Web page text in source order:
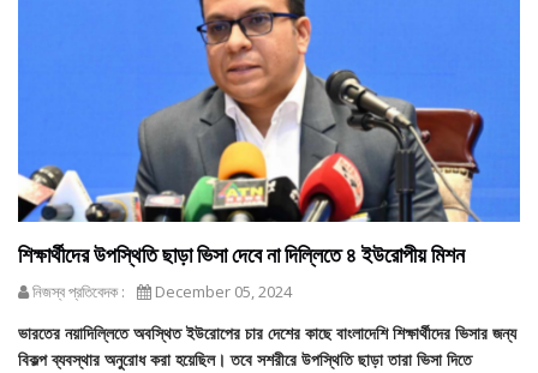
শিক্ষার্থীদের উপস্থিতি ছাড়া ভিসা দেবে না দিল্লিতে ৪ ইউরোপীয় মিশন
নিজস্ব প্রতিবেদক : December 05, 2024
ভারতের নয়াদিল্লিতে অবস্থিত ইউরোপের চার দেশের কাছে বাংলাদেশি শিক্ষার্থীদের ভিসার জন্য
বিকল্প ব্যবস্থার অনুরোধ করা হয়েছিল। তবে সশরীরে উপস্থিতি ছাড়া তারা ভিসা দিতে